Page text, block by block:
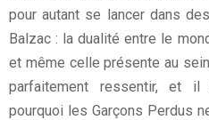
pour autant se lancer dans
Balzac : la dualité entre le
et même celle présente au
parfaitement ressentir, et
pourquoi les Garçons Perdus